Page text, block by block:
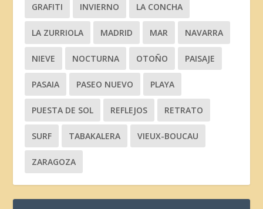
GRAFITI INVIERNO LA CONCHA
LA ZURRIOLA MADRID MAR NAVARRA
NIEVE NOCTURNA OTOÑO PAISAJE
PASAIA PASEO NUEVO PLAYA
PUESTA DE SOL REFLEJOS RETRATO
SURF TABAKALERA VIEUX-BOUCAU
ZARAGOZA